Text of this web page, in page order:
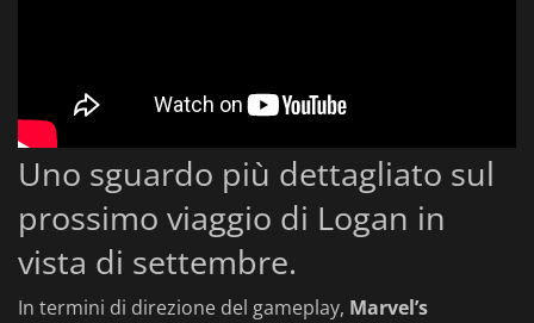
Uno sguardo più dettagliato sul
prossimo viaggio di Logan in
vista di settembre.
In termini di direzione del gameplay, Marvel’s